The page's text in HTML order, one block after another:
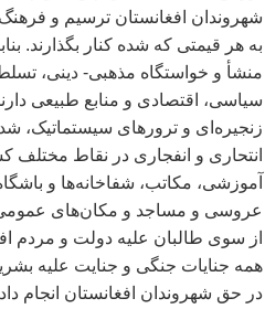
شهروندان افغانستان ترسیم و
به هر قیمتی که شده کنار بگذارند.
منشأ و خواستگاه مذهبی- دینی،
سیاسی، اقتصادی و منابع طبیعی
زنجیره ای و ترورهای سیستماتیک،
انتحاری و انفجاری در نقاط مختلف
آموزشی، مکاتب، شفاخانهها و
عروسی و مساجد و مکانهای
از سوی طالبان علیه دولت و مردم
همه جنایات جنگی و جنایت علیه
در حق شهروندان افغانستان انجام